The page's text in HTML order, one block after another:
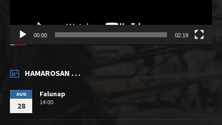
00:00 02:19
HAMAROSAN . . .
AUG
28
Falunap
14:00